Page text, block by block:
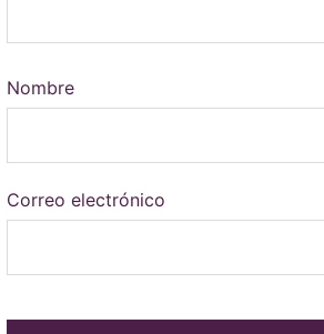
Nombre
Correo electrónico